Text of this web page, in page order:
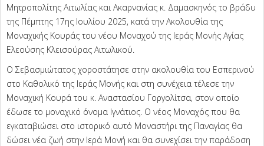
Μητροπολίτης Αιτωλίας και Ακαρνανίας κ. Δαμασκηνός το βράδυ
της Πέμπτης 17ης Ιουλίου 2025, κατά την Ακολουθία της
Μοναχικής Κουράς του νέου Μοναχού της Ιεράς Μονής Αγίας
Ελεούσης Κλεισούρας Αιτωλικού.
Ο Σεβασμιώτατος χοροστάτησε στην ακολουθία του Εσπερινού
στο Καθολικό της Ιεράς Μονής και στη συνέχεια τέλεσε την
Μοναχική Κουρά του κ. Αναστασίου Γοργολίτσα, στον οποίο
έδωσε το μοναχικό όνομα Ιγνάτιος. Ο νέος Μοναχός που θα
εγκαταβιώσει στο ιστορικό αυτό Μοναστήρι της Παναγίας θα
δώσει νέα ζωή στην Ιερά Μονή και θα συνεχίσει την παράδοση